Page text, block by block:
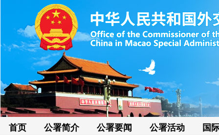
首页 公署简介 公署要闻 公署活动 国